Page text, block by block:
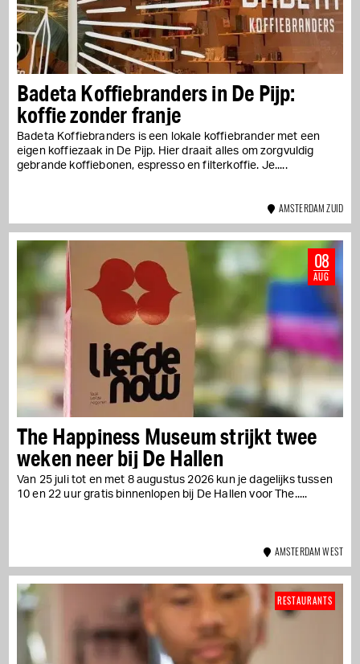
Badeta Koffiebranders in De Pijp:
koffie zonder franje
Badeta Koffiebranders is een lokale koffiebrander met een
eigen koffiezaak in De Pijp. Hier draait alles om zorgvuldig
gebrande koffiebonen, espresso en filterkoffie. Je...
AMSTERDAM ZUID
The Happiness Museum strijkt twee
weken neer bij De Hallen
Van 25 juli tot en met 8 augustus 2026 kun je dagelijks tussen
10 en 22 uur gratis binnenlopen bij De Hallen voor The...
08
AUG
AMSTERDAM WEST
RESTAURANTS